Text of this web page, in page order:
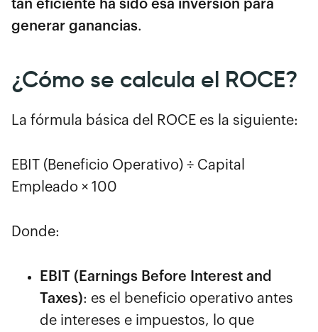
tan eficiente ha sido esa inversión para
generar ganancias.
¿Cómo se calcula el ROCE?
La fórmula básica del ROCE es la siguiente:
EBIT (Beneficio Operativo) ÷ Capital
Empleado × 100
Donde:
EBIT (Earnings Before Interest and
Taxes): es el beneficio operativo antes
de intereses e impuestos, lo que